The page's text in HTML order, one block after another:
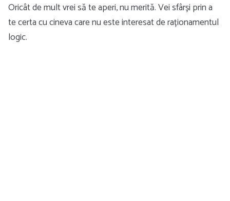
Oricât de mult vrei să te aperi, nu merită. Vei sfârși prin a
te certa cu cineva care nu este interesat de raționamentul
logic.